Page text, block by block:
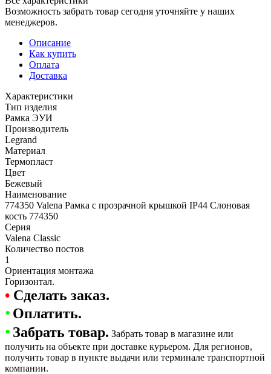
Возможность забрать товар сегодня уточняйте у наших
менеджеров.
Описание
Как купить
Оплата
Доставка
Характеристики
Тип изделия
Рамка ЭУИ
Производитель
Legrand
Материал
Термопласт
Цвет
Бежевый
Наименование
774350 Valena Рамка с прозрачной крышкой IP44 Слоновая
кость 774350
Серия
Valena Classic
Количество постов
1
Ориентация монтажа
Горизонтал.
• Сделать заказ.
• Оплатить.
• Забрать товар. Забрать товар в магазине или
получить на объекте при доставке курьером. Для регионов,
получить товар в пункте выдачи или терминале транспортной
компании.